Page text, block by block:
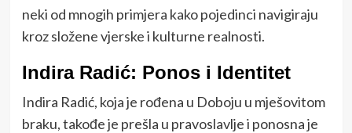
neki od mnogih primjera kako pojedinci navigiraju
kroz složene vjerske i kulturne realnosti.
Indira Radić: Ponos i Identitet
Indira Radić, koja je rođena u Doboju u mješovitom
braku, takođe je prešla u pravoslavlje i ponosna je